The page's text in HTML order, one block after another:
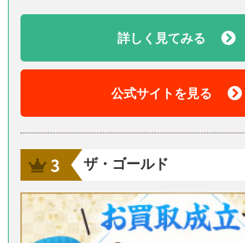
詳しく見てみる
公式サイトを見る
ザ・ゴールド